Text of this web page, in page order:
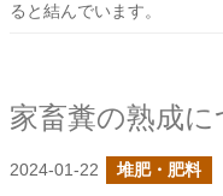
ると結んでいます。
家畜糞の熟成
2024-01-22 堆肥・肥料